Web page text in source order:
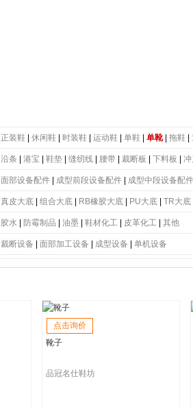
正装鞋 |休闲鞋 时装鞋 |运动鞋 |单鞋 |单靴|拖鞋 |
沿条 |港宝 |鞋垫 |缝纫线 腰带 |裁断板 |下料板 |
带|塑胶片|其他
面部设备配件 成型前段设备配件 成型中段设备配
真皮大底 |组合大底 RB橡胶大底 PU大底 |TR大底
底|PE大底|PP大底| SBR大底| PC大底| 软木大底
胶水 防霉制品 |油墨 |鞋材化工 皮革化工 |其他
裁断设备 |面部加工设备 成型设备 |单机设备
点击询价
靴子
品冠名仕鞋坊